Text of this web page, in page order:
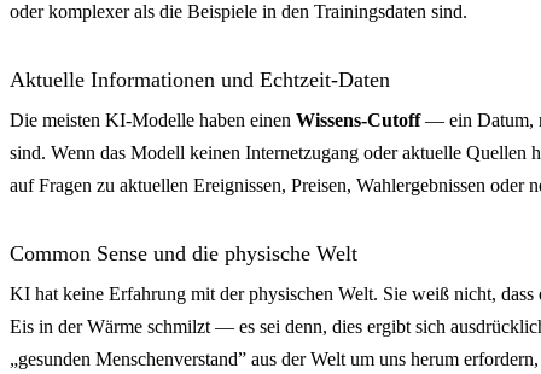
oder komplexer als die Beispiele in den Trainingsdaten sind.
Aktuelle Informationen und Echtzeit-Daten
Die meisten KI-Modelle haben einen Wissens-Cutoff— ein Datum,
sind. Wenn das Modell keinen Internetzugang oder aktuelle Quellen
auf Fragen zu aktuellen Ereignissen, Preisen, Wahlergebnissen oder
Common Sense und die physische Welt
KI hat keine Erfahrung mit der physischen Welt. Sie weiß nicht,
Eis in der Wärme schmilzt — es sei denn, dies ergibt sich
„gesunden Menschenverstand” aus der Welt um uns herum